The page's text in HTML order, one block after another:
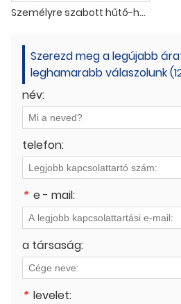
Személyre szabott hűtő-hűtőmágnesek
Szerezd meg a legújabb
leghamarabb válaszolunk
név:
telefon:
* e - mail:
a társaság:
* levelet: